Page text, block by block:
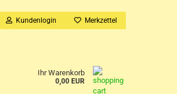
Kundenlogin Merkzettel
Ihr Warenkorb
0,00 EUR